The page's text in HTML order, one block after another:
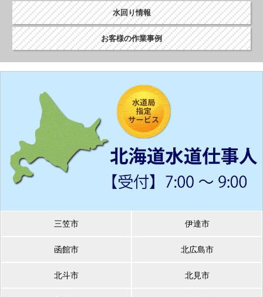
水回り情報
お客様の作業事例
三笠市 伊達市
函館市 北広島市
北斗市 北見市